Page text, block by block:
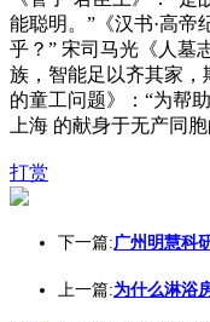
能聪明。”《汉书·高帝
乎？” 宋司马光《人墓
族，智能足以齐其家，
的童工问题》：“为帮
上海 的献身于无产同
打赏
下一篇:广州明慧科
上一篇:为什么淋浴